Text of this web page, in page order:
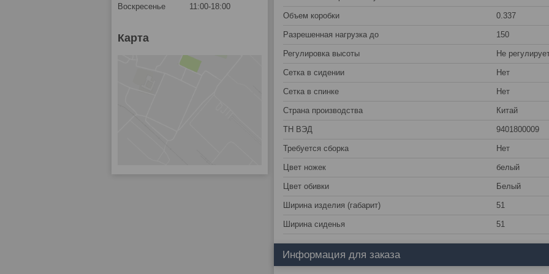
Объем коробки 0.337
Разрешенная нагрузка до 150
Регулировка высоты Не
Сетка в сидении Нет
Сетка в спинке Нет
Страна производства Китай
ТН ВЭД 9401800009
Требуется сборка Нет
Цвет ножек белый
Цвет обивки Белый
Ширина изделия (габарит) 51
Ширина сиденья 51
Информация для заказа
Воскресенье 11:00-18:00
Карта